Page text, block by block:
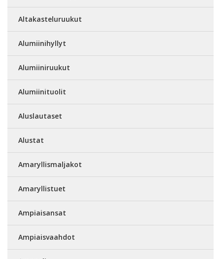
Altakasteluruukut
Alumiinihyllyt
Alumiiniruukut
Alumiinituolit
Aluslautaset
Alustat
Amaryllismaljakot
Amaryllistuet
Ampiaisansat
Ampiaisvaahdot